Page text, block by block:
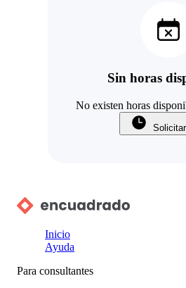
Sin horas
No existen horas
Inicio
Ayuda
Para consultantes